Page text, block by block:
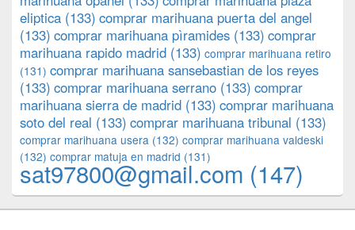
eliptica (133) comprar marihuana puerta del angel
(133) comprar marihuana pìramides (133) comprar
marihuana rapido madrid (133) comprar marihuana retiro
(131) comprar marihuana sansebastian de los reyes
(133) comprar marihuana serrano (133) comprar
marihuana sierra de madrid (133) comprar marihuana
soto del real (133) comprar marihuana tribunal (133)
comprar marihuana usera (132) comprar marihuana valdeski
(132) comprar matuja en madrid (131)
sat97800@gmail.com (147)